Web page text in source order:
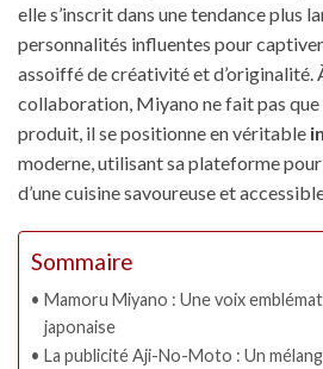
elle s’inscrit dans une tendance plus
personnalités influentes pour
assoiffé de créativité et d’originalité.
collaboration, Miyano ne fait pas que
produit, il se positionne en véritable
moderne, utilisant sa plateforme
d’une cuisine savoureuse et
Sommaire
Mamoru Miyano : Une voix
japonaise
La publicité Aji-No-Moto : Un